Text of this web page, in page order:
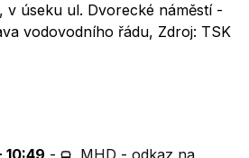
v úseku ul. Dvorecké náměstí -
vodovodního řádu, Zdroj: TSK
10:49 - MHD -odkaz na